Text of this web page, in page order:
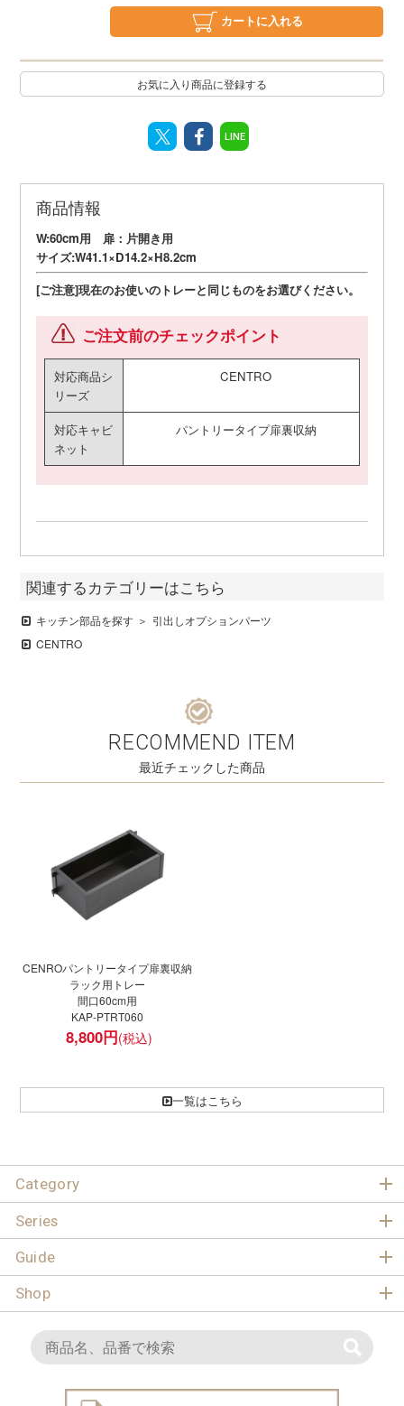
カートに入れる
お気に入り商品に登録する
LINE
商品情報
W:60cm用 扉：片開き用
サイズ:W41.1×D14.2×H8.2cm
[ご注意]現在のお使いのトレーと同じものをお選びください。
ご注文前のチェックポイント
対応商品シ
リーズ
CENTRO
対応キャビ
ネット
パントリータイプ扉裏収納
関連するカテゴリーはこちら
キッチン部品を探す
引出しオプションパーツ
CENTRO
RECOMMEND ITEM
最近チェックした商品
CENROパントリータイプ扉裏収納
ラック用トレー
間口60cm用
KAP-PTRT060
8,800円
一覧はこちら
Category
Series
Guide
Shop